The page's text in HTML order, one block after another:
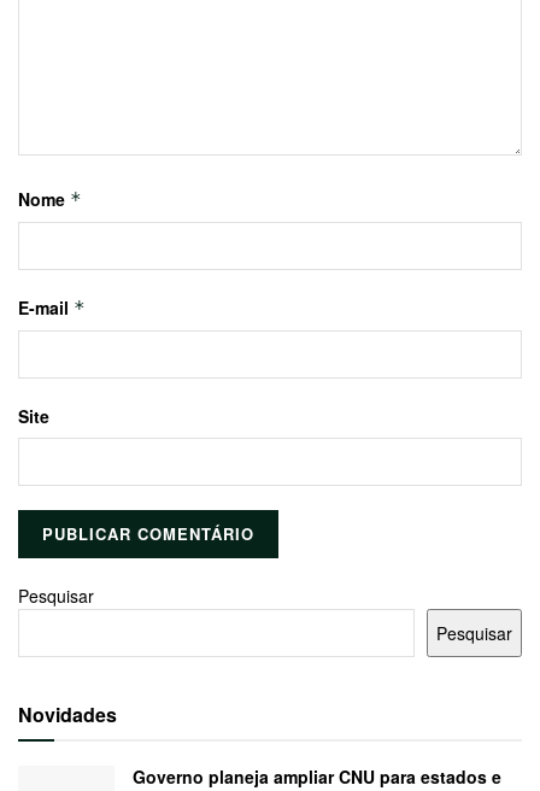
Nome *
E-mail *
Site
Pesquisar
Pesquisar
Novidades
Governo planeja ampliar CNU para estados e